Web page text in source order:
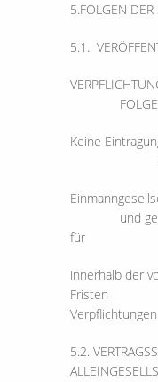
5.FOLGEN
5.1.
FOLGE
Keine
und
für
innerhalb der
Fristen
Verpflichtungen
5.2.